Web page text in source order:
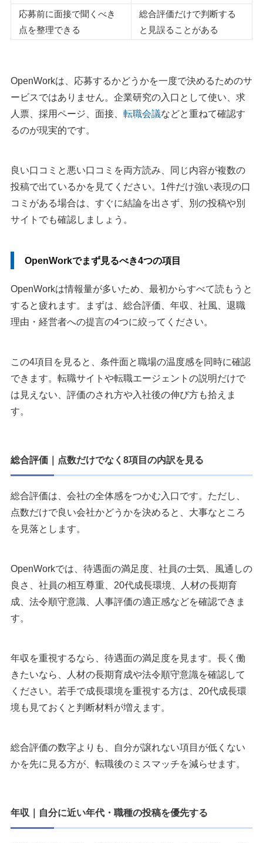
応募前に面接で聞くべき
点を整理できる
総合評価だけで判断する
と見誤ることがある
OpenWorkは、応募するかどうかを一度で決めるためのサ
ービスではありません。企業研究の入口として使い、求
人票、採用ページ、面接、 転職会議などと重ねて確認す
るのが現実的です。
良い口コミと悪い口コミを両方読み、同じ内容が複数の
投稿で出ているかを見てください。1件だけ強い表現の口
コミがある場合は、すぐに結論を出さず、別の投稿や別
サイトでも確認しましょう。
OpenWorkでまず見るべき4つの項目
OpenWorkは情報量が多いため、最初からすべて読もうと
すると疲れます。まずは、総合評価、年収、社風、退職
理由・経営者への提言の4つに絞ってください。
この4項目を見ると、条件面と職場の温度感を同時に確認
できます。転職サイトや転職エージェントの説明だけで
は見えない、評価のされ方や入社後の伸び方も拾えま
す。
総合評価｜点数だけでなく8項目の内訳を見る
総合評価は、会社の全体感をつかむ入口です。ただし、
点数だけで良い会社かどうかを決めると、大事なところ
を見落とします。
OpenWorkでは、待遇面の満足度、社員の士気、風通しの
良さ、社員の相互尊重、20代成長環境、人材の長期育
成、法令順守意識、人事評価の適正感などを確認できま
す。
年収を重視するなら、待遇面の満足度を見ます。長く働
きたいなら、人材の長期育成や法令順守意識を確認して
ください。若手で成長環境を重視する方は、20代成長環
境も見ておくと判断材料が増えます。
総合評価の数字よりも、自分が譲れない項目が低くない
かを先に見る方が、転職後のミスマッチを減らせます。
年収｜自分に近い年代・職種の投稿を優先する